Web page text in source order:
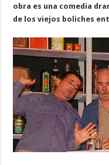
obra es una comedia
de los viejos boliches